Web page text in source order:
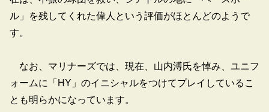
ル」を残してくれた偉人という評価がほとんどのようで
す。
なお、マリナーズでは、現在、山内溥氏を悼み、ユニフ
ォームに「HY」のイニシャルをつけてプレイしているこ
とも明らかになっています。